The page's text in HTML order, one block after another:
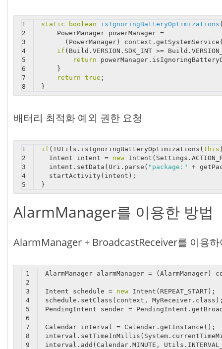
1
2
3
4
5
6
7
8
static boolean isIgnoringBatteryOptimizations
    PowerManager powerManager =
(PowerManager)
if (Build.VERSION.SDK_INT >=
return
    }
return true ;
}
배터리 최적화 예외 권한 요청
1
2
3
4
5
if (!Utils.isIgnoringBatteryOptimizations( this
  Intent intent =
new
  intent.setData(Uri.parse(
"package:" +
  startActivity(intent);
}
AlarmManager를 이용한 방법
AlarmManager + BroadcastReceiver를 이용하
1
2
3
4
5
6
7
8
9
AlarmManager alarmManager = (AlarmManager)
Intent schedule = new Intent(REPEAT_START);
schedule.setClass(context,
PendingIntent sender =
Calendar interval = Calendar.getInstance();
interval.add(Calendar.MINUTE,